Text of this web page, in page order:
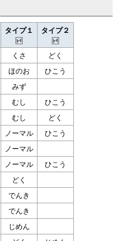
タイプ１ タイプ２
くさ どく
ほのお ひこう
みず
むし ひこう
むし どく
ノーマル ひこう
ノーマル
ノーマル ひこう
どく
でんき
でんき
じめん